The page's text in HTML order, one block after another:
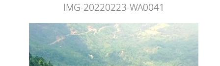
IMG-20220223-WA0041